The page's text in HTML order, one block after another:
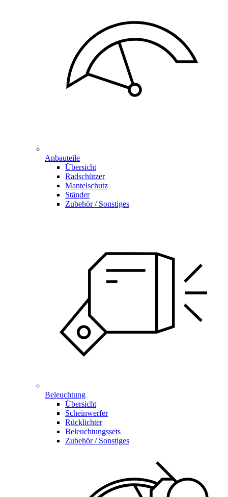
Anbauteile
Übersicht
Radschützer
Mantelschutz
Ständer
Zubehör / Sonstiges
Beleuchtung
Übersicht
Scheinwerfer
Rücklichter
Beleuchtungssets
Zubehör / Sonstiges